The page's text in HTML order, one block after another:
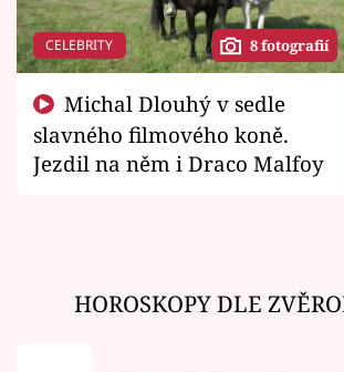
CELEBRITY 8 fotografií
slavného filmového koně.
Jezdil na něm i Draco Malfoy
HOROSKOPY DLE